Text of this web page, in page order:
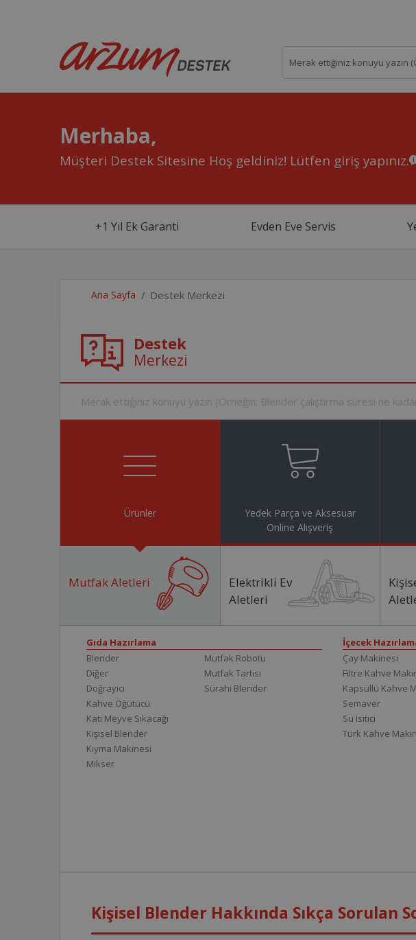
Merhaba,
Müşteri Destek Sitesine Hoş geldiniz! Lütfen giriş yapınız.
+1 Yıl Ek Garanti Evden Eve Servis
Ana Sayfa Destek Merkezi
Destek
Merkezi
Ürünler
Yedek Parça ve Aksesuar
Online Alışveriş
Mutfak Aletleri
Elektrikli Ev
Aletleri
Gıda Hazırlama
Blender
Diğer
Doğrayıcı
Kahve Öğütücü
Katı Meyve Sıkacağı
Kişisel Blender
Kıyma Makinesi
Mikser
Mutfak Robotu
Mutfak Tartısı
Sürahi Blender
İçecek
Çay Makinesi
Filtre Kahve
Kapsüllü Kahve
Semaver
Su Isıtıcı
Türk Kahve
Kişisel Blender Hakkında Sıkça Sorulan